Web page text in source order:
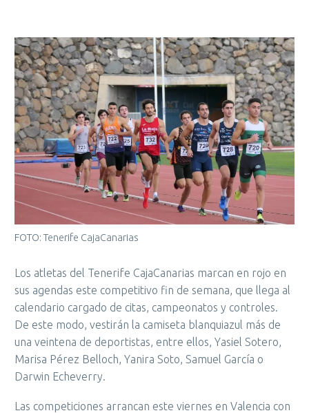
FOTO: Tenerife CajaCanarias
Los atletas del Tenerife CajaCanarias marcan en rojo en
sus agendas este competitivo fin de semana, que llega al
calendario cargado de citas, campeonatos y controles.
De este modo, vestirán la camiseta blanquiazul más de
una veintena de deportistas, entre ellos, Yasiel Sotero,
Marisa Pérez Belloch, Yanira Soto, Samuel García o
Darwin Echeverry.
Las competiciones arrancan este viernes en Valencia con